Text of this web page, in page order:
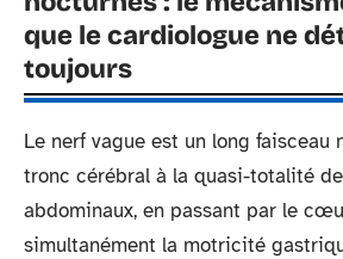
que le cardiologue ne
toujours
Le nerf vague est un long faisceau
tronc cérébral à la quasi-totalité
abdominaux, en passant par le
simultanément la motricité